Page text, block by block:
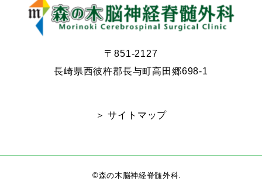
〒851-2127
長崎県西彼杵郡長与町高田郷698-1
＞ サイトマップ
©森の木脳神経脊髄外科.